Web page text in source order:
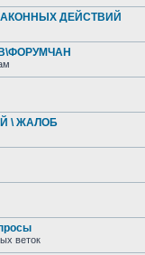
ДЕЙСТВИЙ
\ ЖАЛОБ
веток